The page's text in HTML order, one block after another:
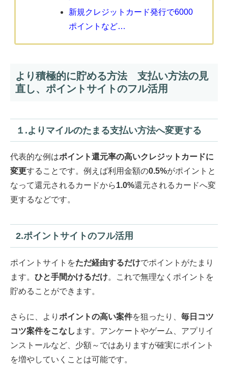
新規クレジットカード発行で6000
ポイントなど…
より積極的に貯める方法 支払い方法の見
直し、ポイントサイトのフル活用
１.よりマイルのたまる支払い方法へ変更する
代表的な例はポイント還元率の高いクレジットカードに
変更することです。例えば利用金額の0.5%がポイントと
なって還元されるカードから1.0%還元されるカードへ変
更するなどです。
2.ポイントサイトのフル活用
ポイントサイトをただ経由するだけでポイントがたまり
ます。 ひと手間かけるだけ。これで無理なくポイントを
貯めることができます。
さらに、より ポイントの高い案件を狙ったり、 毎日コツ
コツ案件をこなし ます。アンケートやゲーム、アプリイ
ンストールなど、少額～ではありますが確実にポイント
を増やしていくことは可能です。